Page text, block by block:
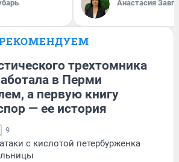
Анастасия
трехтомника
в Перми
а первую книгу
— ее история
9
с кислотой петербурженка